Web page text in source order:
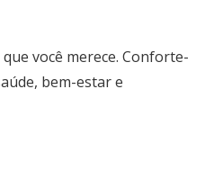
você merece. Conforte-
bem-estar e